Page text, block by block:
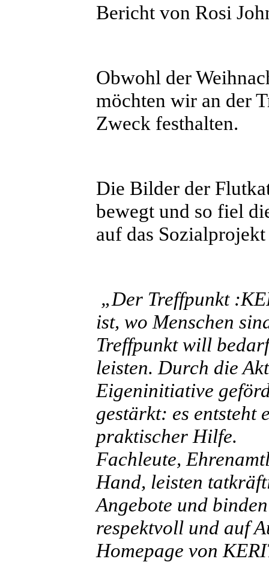
Bericht von Rosi
Obwohl der
möchten wir an der
Zweck festhalten.
Die Bilder der
bewegt und so fiel
auf das
„Der Treffpunkt
ist, wo Menschen
Treffpunkt will
leisten. Durch die
Eigeninitiative
gestärkt: es entsteht
praktischer Hilfe.
Fachleute,
Hand, leisten
Angebote und
respektvoll und auf
Homepage von